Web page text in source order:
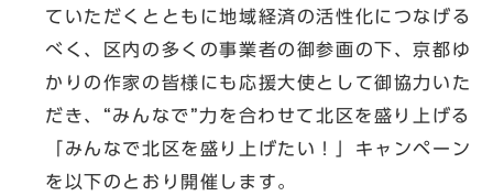
ていただくとともに地域経済の活性化につなげる
べく、区内の多くの事業者の御参画の下、京都ゆ
かりの作家の皆様にも応援大使として御協力いた
だき、“みんなで”力を合わせて北区を盛り上げる
「みんなで北区を盛り上げたい！」キャンペーン
を以下のとおり開催します。